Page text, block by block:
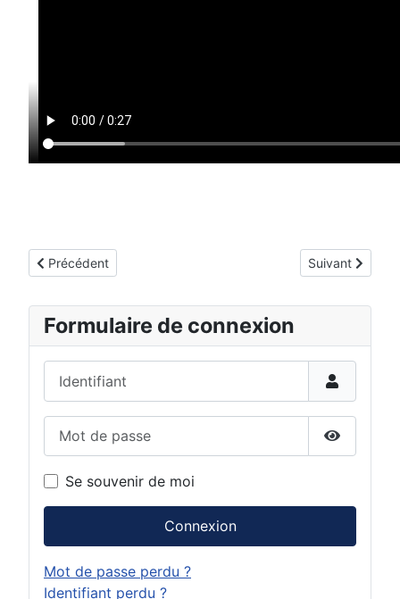
Article précédent : Soirée évènement chez BMS pour le
Précédent Article suivant
Suivant
Formulaire de connexion
Afficher
Se souvenir de moi
Connexion
Mot de passe perdu ?
Identifiant perdu ?